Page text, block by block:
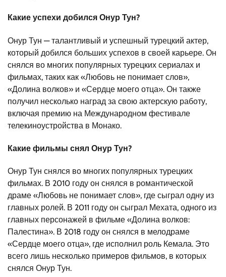
Какие успехи добился Онур Тун?
Онур Тун — талантливый и успешный турецкий актер,
который добился больших успехов в своей карьере. Он
снялся во многих популярных турецких сериалах и
фильмах, таких как «Любовь не понимает слов»,
«Долина волков» и «Сердце моего отца». Он также
получил несколько наград за свою актерскую работу,
включая премию на Международном фестивале
телекиноустройства в Монако.
Какие фильмы снял Онур Тун?
Онур Тун снялся во многих популярных турецких
фильмах. В 2010 году он снялся в романтической
драме «Любовь не понимает слов», где сыграл одну из
главных ролей. В 2011 году он сыграл Мехата, одного из
главных персонажей в фильме «Долина волков:
Палестина». В 2018 году он снялся в мелодраме
«Сердце моего отца», где исполнил роль Кемала. Это
всего лишь несколько примеров фильмов, в которых
снялся Онур Тун.